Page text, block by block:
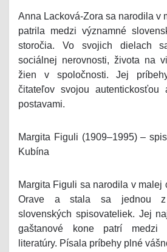
Anna Lacková-Zora sa narodila v
patrila medzi významné
storočia. Vo svojich dielach
sociálnej nerovnosti, života na
žien v spoločnosti. Jej
čitateľov svojou autentickosťou
postavami.
Margita Figuli (1909–1995) –
Kubína
Margita Figuli sa narodila v malej
Orave a stala sa jednou z
slovenských spisovateliek. Jej
gaštanové kone patrí medzi
literatúry. Písala príbehy plné